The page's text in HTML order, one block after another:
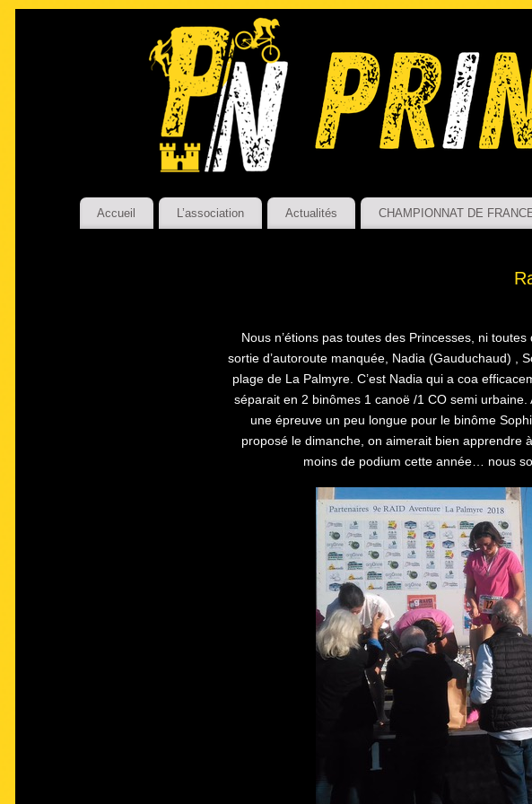
Accueil L’association Actualités CHAMPIONNAT DE
Nous n’étions pas toutes des Princesses, ni
sortie d’autoroute manquée, Nadia (Gauduchaud) ,
plage de La Palmyre. C’est Nadia qui a coa
séparait en 2 binômes 1 canoë /1 CO semi
une épreuve un peu longue pour le binôme
proposé le dimanche, on aimerait bien apprendre
moins de podium cette année… nous